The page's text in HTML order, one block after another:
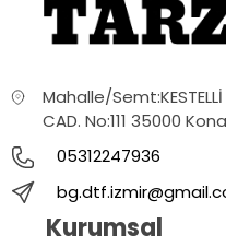
Mahalle/
CAD. No:111 35000
05312247936
Kurumsal